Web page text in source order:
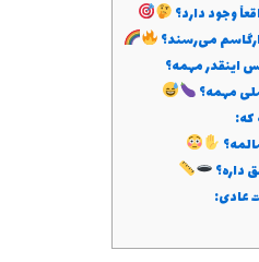
می‌رسند؟
اینقدر مهمه؟
مهمه؟
که:
داره؟
عادی: